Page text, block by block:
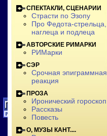
СПЕКТАКЛИ, СЦЕНАРИИ
Страсти по Эзопу
Про Федота-стрельца,
наглеца и подлеца
АВТОРСКИЕ РИМАРКИ
РИМарки
СЭР
Срочная эпиграммная
реакция
ПРОЗА
Иронический гороскоп
Рассказы
Повесть
О, МУЗЫ КАНТ....